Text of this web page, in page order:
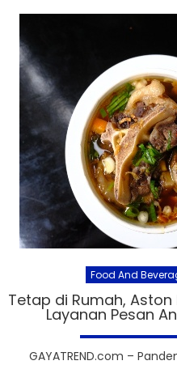
Food And
Tetap di Rumah,
Layanan Pesan
GAYATREND.com –